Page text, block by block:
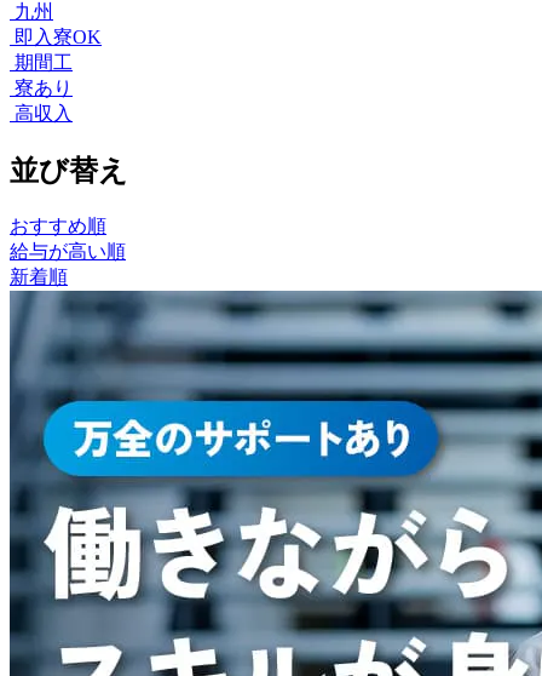
九州
即入寮OK
期間工
寮あり
高収入
並び替え
おすすめ順
給与が高い順
新着順